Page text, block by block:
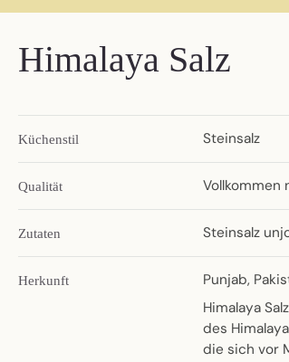
Himalaya Salz
Küchenstil Steinsalz
Qualität Vollkommen
Zutaten Steinsalz
Herkunft
Punjab,
Himalaya
des
die sich vor